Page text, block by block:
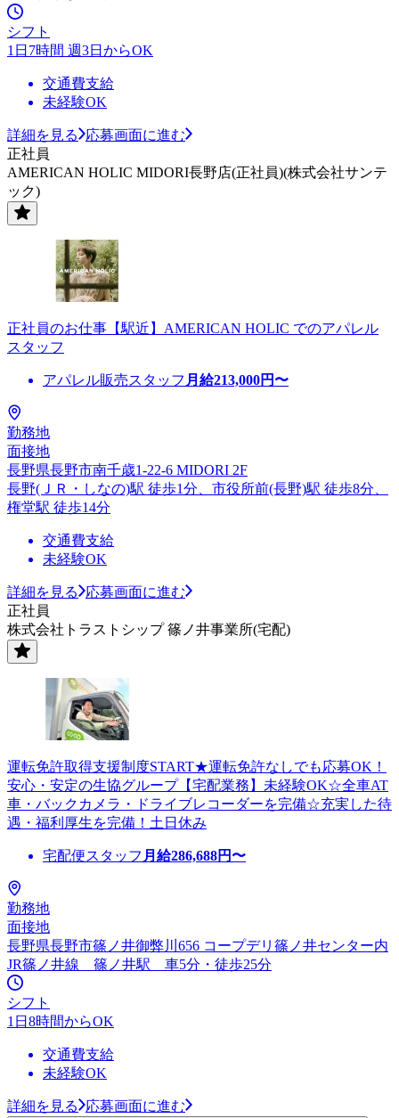
シフト
1日7時間 週3日からOK
交通費支給
未経験OK
詳細を見る
応募画面に進む
正社員
AMERICAN HOLIC MIDORI長野店(正社員)(株式会社サンテ
ック)
正社員のお仕事【駅近】AMERICAN HOLIC でのアパレル
スタッフ
アパレル販売スタッフ 月給213,000円〜
勤務地
面接地
長野県長野市南千歳1-22-6 MIDORI 2F
長野(ＪＲ・しなの)駅 徒歩1分、市役所前(長野)駅 徒歩8分、
権堂駅 徒歩14分
交通費支給
未経験OK
詳細を見る
応募画面に進む
正社員
株式会社トラストシップ 篠ノ井事業所(宅配)
運転免許取得支援制度START★運転免許なしでも応募OK！
安心・安定の生協グループ【宅配業務】未経験OK☆全車AT
車・バックカメラ・ドライブレコーダーを完備☆充実した待
遇・福利厚生を完備！土日休み
宅配便スタッフ 月給286,688円〜
勤務地
面接地
長野県長野市篠ノ井御弊川656 コープデリ篠ノ井センター内
JR篠ノ井線 篠ノ井駅 車5分・徒歩25分
シフト
1日8時間からOK
交通費支給
未経験OK
詳細を見る 応募画面に進む